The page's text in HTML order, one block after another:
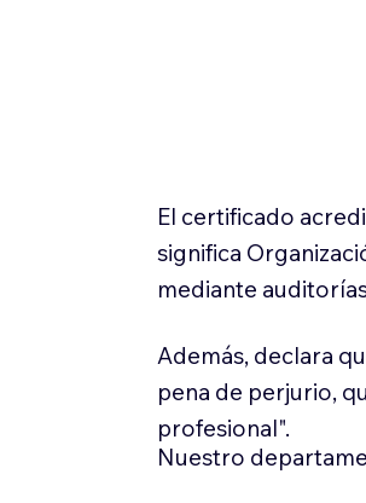
El certificado
significa
mediante
Además, declara
pena de perjurio,
profesional".
Nuestro